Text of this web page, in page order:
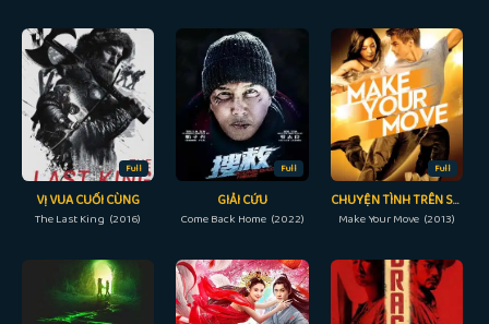
Full
VỊ VUA CUỐI CÙNG
The Last King (2016)
Full
GIẢI CỨU
Come Back Home (2022)
Full
CHUYỆN TÌNH TRÊN SÀN NHẢY
Make Your Move (2013)